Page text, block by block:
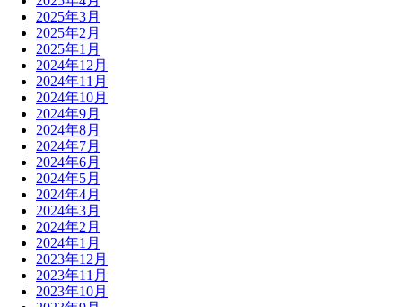
2025年3月
2025年2月
2025年1月
2024年12月
2024年11月
2024年10月
2024年9月
2024年8月
2024年7月
2024年6月
2024年5月
2024年4月
2024年3月
2024年2月
2024年1月
2023年12月
2023年11月
2023年10月